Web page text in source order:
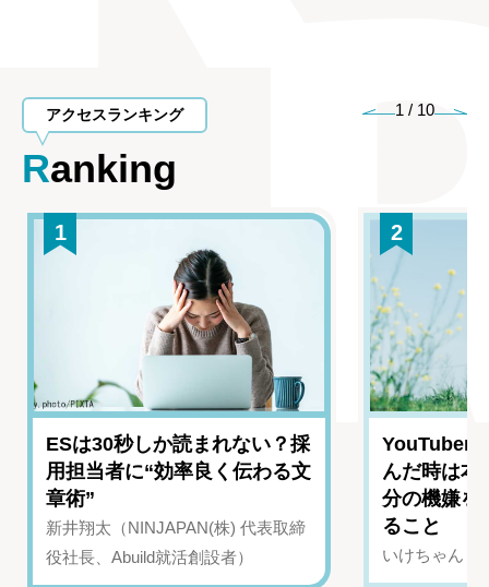
アクセスランキング
Ranking
1 / 10
1
ESは30秒しか読まれない？採
用担当者に“効率良く伝わる文
章術”
新井翔太（NINJAPAN(株) 代表取締
役社長、Abuild就活創設者）
2
YouTuber
んだ時は
分の機嫌を
ること
いけちゃん（